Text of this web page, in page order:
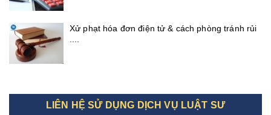
Xử phạt hóa đơn điện tử & cách phòng tránh rủi
....
LIÊN HỆ SỬ DỤNG DỊCH VỤ LUẬT SƯ